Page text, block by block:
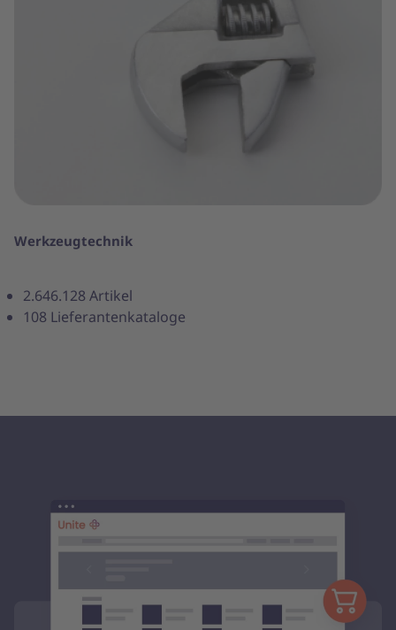
Werkzeugtechnik
2.646.128 Artikel
108 Lieferantenkataloge